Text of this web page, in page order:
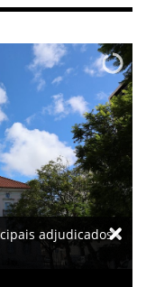
adjudicados